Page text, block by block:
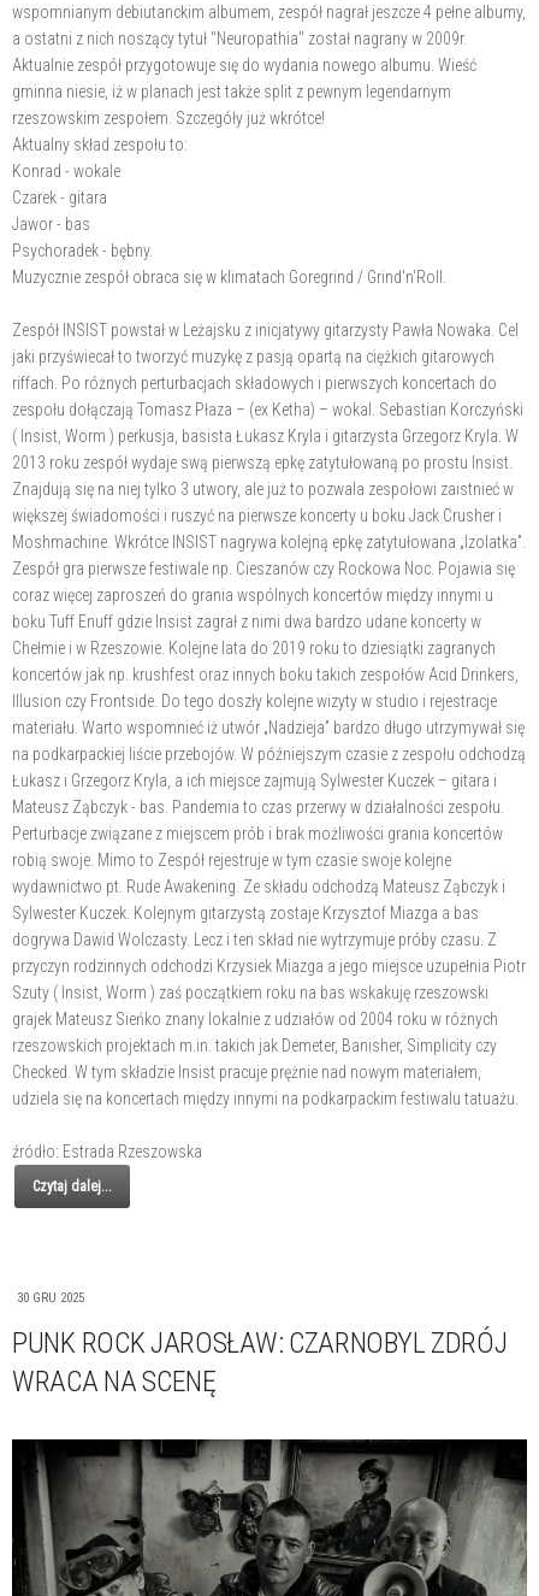
wspomnianym debiutanckim albumem, zespół nagrał jeszcze 4 pełne albumy,
a ostatni z nich noszący tytuł "Neuropathia" został nagrany w 2009r.
Aktualnie zespół przygotowuje się do wydania nowego albumu. Wieść
gminna niesie, iż w planach jest także split z pewnym legendarnym
rzeszowskim zespołem. Szczegóły już wkrótce!
Aktualny skład zespołu to:
Konrad - wokale
Czarek - gitara
Jawor - bas
Psychoradek - bębny.
Muzycznie zespół obraca się w klimatach Goregrind / Grind'n'Roll.
Zespół INSIST powstał w Leżajsku z inicjatywy gitarzysty Pawła Nowaka. Cel
jaki przyświecał to tworzyć muzykę z pasją opartą na ciężkich gitarowych
riffach. Po różnych perturbacjach składowych i pierwszych koncertach do
zespołu dołączają Tomasz Płaza – (ex Ketha) – wokal. Sebastian Korczyński
( Insist, Worm ) perkusja, basista Łukasz Kryla i gitarzysta Grzegorz Kryla. W
2013 roku zespół wydaje swą pierwszą epkę zatytułowaną po prostu Insist.
Znajdują się na niej tylko 3 utwory, ale już to pozwala zespołowi zaistnieć w
większej świadomości i ruszyć na pierwsze koncerty u boku Jack Crusher i
Moshmachine. Wkrótce INSIST nagrywa kolejną epkę zatytułowana „Izolatka”.
Zespół gra pierwsze festiwale np. Cieszanów czy Rockowa Noc. Pojawia się
coraz więcej zaproszeń do grania wspólnych koncertów między innymi u
boku Tuff Enuff gdzie Insist zagrał z nimi dwa bardzo udane koncerty w
Chełmie i w Rzeszowie. Kolejne lata do 2019 roku to dziesiątki zagranych
koncertów jak np. krushfest oraz innych boku takich zespołów Acid Drinkers,
Illusion czy Frontside. Do tego doszły kolejne wizyty w studio i rejestracje
materiału. Warto wspomnieć iż utwór „Nadzieja” bardzo długo utrzymywał się
na podkarpackiej liście przebojów. W późniejszym czasie z zespołu odchodzą
Łukasz i Grzegorz Kryla, a ich miejsce zajmują Sylwester Kuczek – gitara i
Mateusz Ząbczyk - bas. Pandemia to czas przerwy w działalności zespołu.
Perturbacje związane z miejscem prób i brak możliwości grania koncertów
robią swoje. Mimo to Zespół rejestruje w tym czasie swoje kolejne
wydawnictwo pt. Rude Awakening. Ze składu odchodzą Mateusz Ząbczyk i
Sylwester Kuczek. Kolejnym gitarzystą zostaje Krzysztof Miazga a bas
dogrywa Dawid Wolczasty. Lecz i ten skład nie wytrzymuje próby czasu. Z
przyczyn rodzinnych odchodzi Krzysiek Miazga a jego miejsce uzupełnia Piotr
Szuty ( Insist, Worm ) zaś początkiem roku na bas wskakuję rzeszowski
grajek Mateusz Sieńko znany lokalnie z udziałów od 2004 roku w różnych
rzeszowskich projektach m.in. takich jak Demeter, Banisher, Simplicity czy
Checked. W tym składzie Insist pracuje prężnie nad nowym materiałem,
udziela się na koncertach między innymi na podkarpackim festiwalu tatuażu.
źródło: Estrada Rzeszowska
Czytaj dalej...
30 GRU 2025
PUNK ROCK JAROSŁAW: CZARNOBYL ZDRÓJ
WRACA NA SCENĘ